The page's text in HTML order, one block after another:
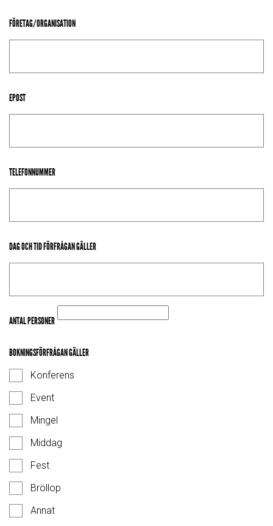
FÖRETAG/ORGANISATION
EPOST
TELEFONNUMMER
DAG OCH TID FÖRFRÅGAN GÄLLER
ANTAL PERSONER
BOKNINGSFÖRFRÅGAN GÄLLER
Konferens
Event
Mingel
Middag
Fest
Bröllop
Annat